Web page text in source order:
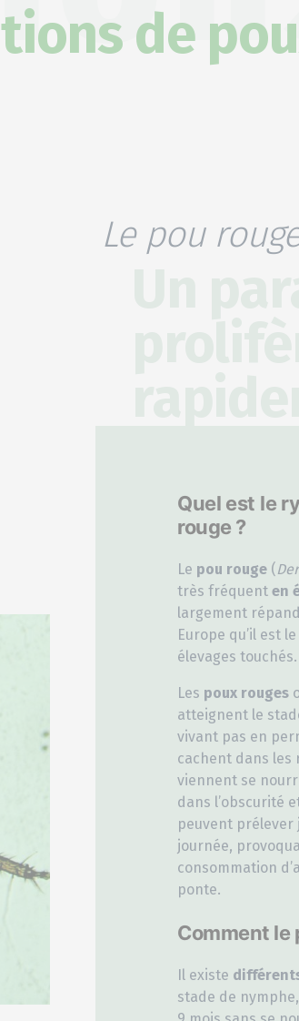
de
Le pou
Quel est le
rouge ?
Le pou rouge (
très fréquent en
largement
Europe qu’il est
élevages touchés.
Les poux rouges
atteignent le
vivant pas en
cachent dans les
viennent se
dans l’obscurité
peuvent prélever
journée,
consommation
ponte.
Comment le
Il existe
stade de